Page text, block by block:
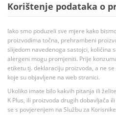
Korištenje podataka o
Iako smo poduzeli sve mjere kako
proizvodima točna, prehrambeni
slijedom navedenoga sastojci, količina
alergeni mogu promjeniti. Prije
etiketu tj. deklaraciju proizvoda, a ne
koje su objavljene na web stranici.
Ukoliko imate bilo kakvih pitanja ili
K Plus, ili proizvoda drugih dobavljača
se s povjerenjem na Službu za